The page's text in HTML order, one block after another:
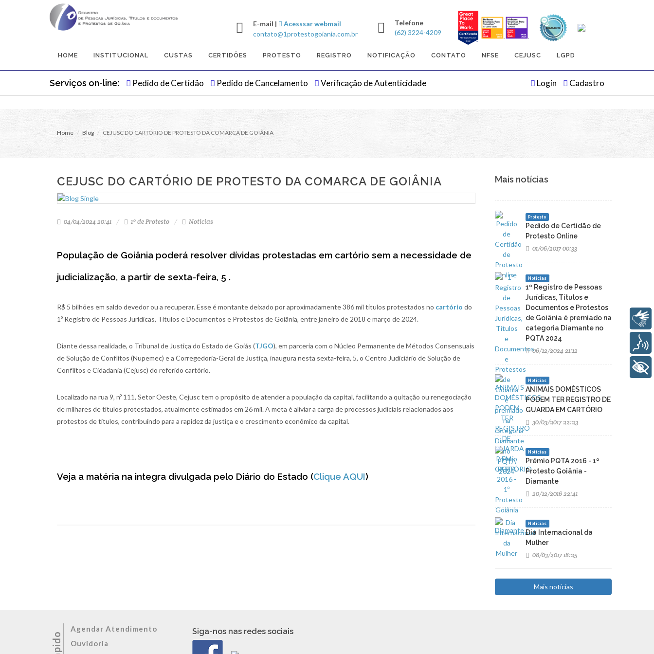
E-mail |
Acesssar webmail
contato@1protestogoiania.com.br
Telefone
(62) 3224-4209
HOME INSTITUCIONAL CUSTAS CERTIDÕES PROTESTO REGISTRO NOTIFICAÇÃO CONTATO NFSE CEJUSC LGPD
Serviços on-line: Pedido de Certidão Pedido de Cancelamento Verificação de Autenticidade Login Cadastro
Home Blog CEJUSC DO CARTÓRIO DE PROTESTO DA COMARCA DE GOIÂNIA
CEJUSC DO CARTÓRIO DE PROTESTO DA COMARCA DE GOIÂNIA
04/04/2024 20:41 1º de Protesto Noticias
População de Goiânia poderá resolver dívidas protestadas em cartório sem a necessidade de
judicialização, a partir de sexta-feira, 5 .
R$ 5 bilhões em saldo devedor ou a recuperar. Esse é montante deixado por aproximadamente 386 mil títulos protestados no cartório do
1º Registro de Pessoas Jurídicas, Títulos e Documentos e Protestos de Goiânia, entre janeiro de 2018 e março de 2024.
Diante dessa realidade, o Tribunal de Justiça do Estado de Goiás (TJGO), em parceria com o Núcleo Permanente de Métodos Consensuais
de Solução de Conflitos (Nupemec) e a Corregedoria-Geral de Justiça, inaugura nesta sexta-feira, 5, o Centro Judiciário de Solução de
Conflitos e Cidadania (Cejusc) do referido cartório.
Localizado na rua 9, nº 111, Setor Oeste, Cejusc tem o propósito de atender a população da capital, facilitando a quitação ou renegociação
de milhares de títulos protestados, atualmente estimados em 26 mil. A meta é aliviar a carga de processos judiciais relacionados aos
protestos de títulos, contribuindo para a rapidez da justiça e o crescimento econômico da capital.
Veja a matéria na integra divulgada pelo Diário do Estado (Clique AQUI)
Mais notícias
Protesto
Pedido de Certidão de
Protesto Online
01/06/2017 00:33
Noticias
1º Registro de Pessoas
Jurídicas, Títulos e
Documentos e Protestos
de Goiânia é premiado na
categoria Diamante no
PQTA 2024
06/12/2024 21:12
Noticias
ANIMAIS DOMÉSTICOS
PODEM TER REGISTRO DE
GUARDA EM CARTÓRIO
30/03/2017 22:23
Noticias
Prêmio PQTA 2016 - 1º
Protesto Goiânia -
Diamante
20/12/2016 22:41
Noticias
Dia Internacional da
Mulher
08/03/2017 18:25
Mais notícias
Agendar Atendimento
Ouvidoria
Siga-nos nas redes sociais
Libras
+ Acessibilidade